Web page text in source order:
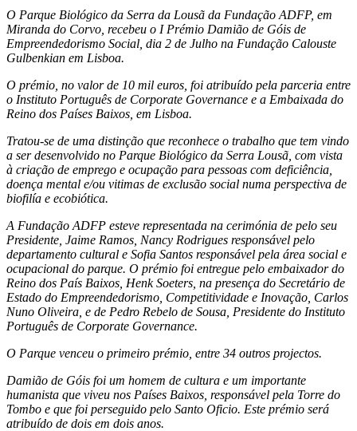
O Parque Biológico da Serra da Lousã da Fundação ADFP, em
Miranda do Corvo, recebeu o I Prémio Damião de Góis de
Empreendedorismo Social, dia 2 de Julho na Fundação Calouste
Gulbenkian em Lisboa.
O prémio, no valor de 10 mil euros, foi atribuído pela parceria entre
o Instituto Português de Corporate Governance e a Embaixada do
Reino dos Países Baixos, em Lisboa.
Tratou-se de uma distinção que reconhece o trabalho que tem vindo
a ser desenvolvido no Parque Biológico da Serra Lousã, com vista
à criação de emprego e ocupação para pessoas com deficiência,
doença mental e/ou vitimas de exclusão social numa perspectiva de
biofilía e ecobiótica.
A Fundação ADFP esteve representada na cerimónia de pelo seu
Presidente, Jaime Ramos, Nancy Rodrigues responsável pelo
departamento cultural e Sofia Santos responsável pela área social e
ocupacional do parque. O prémio foi entregue pelo embaixador do
Reino dos País Baixos, Henk Soeters, na presença do Secretário de
Estado do Empreendedorismo, Competitividade e Inovação, Carlos
Nuno Oliveira, e de Pedro Rebelo de Sousa, Presidente do Instituto
Português de Corporate Governance.
O Parque venceu o primeiro prémio, entre 34 outros projectos.
Damião de Góis foi um homem de cultura e um importante
humanista que viveu nos Países Baixos, responsável pela Torre do
Tombo e que foi perseguido pelo Santo Oficio. Este prémio será
atribuído de dois em dois anos.